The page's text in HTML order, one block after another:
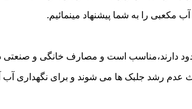
را به شما پیشنهاد مینمائیم.
دارند،مناسب است و مصارف خانگی و صنعتی
عدم رشد جلبک ها می شوند و برای نگهداری